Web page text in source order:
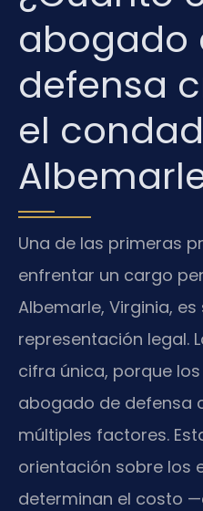
abogado
defensa
el
Una de las primeras
enfrentar un cargo
Albemarle, Virginia,
representación legal.
cifra única, porque
abogado de defensa
múltiples factores.
orientación sobre los
determinan el costo